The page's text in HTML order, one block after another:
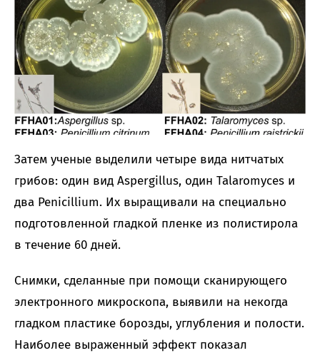
Затем ученые выделили четыре вида нитчатых
грибов: один вид Aspergillus, один Talaromyces и
два Penicillium. Их выращивали на специально
подготовленной гладкой пленке из полистирола
в течение 60 дней.
Снимки, сделанные при помощи сканирующего
электронного микроскопа, выявили на некогда
гладком пластике борозды, углубления и полости.
Наиболее выраженный эффект показал